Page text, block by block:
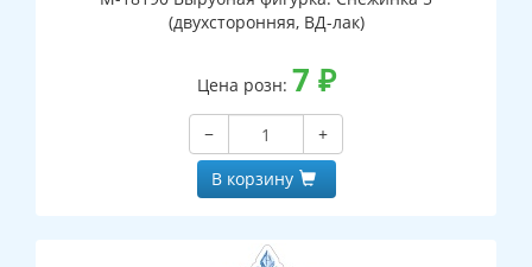
(двухсторонняя, ВД-лак)
Цена розн: 7 ₽
−
+
В корзину